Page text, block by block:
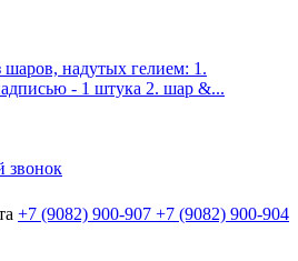
надутых гелием: 1.
- 1 штука 2. шар &...
звонок
+7 (9082) 900-907 +7 (9082) 900-904